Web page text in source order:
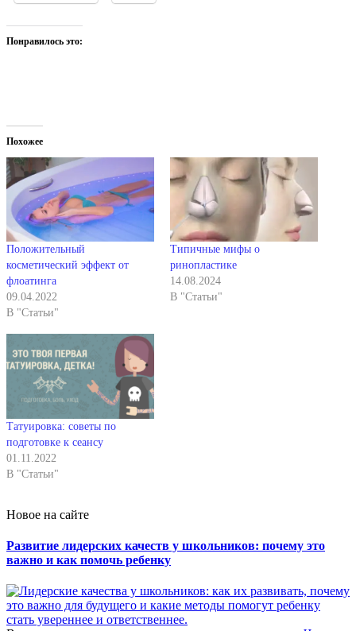
Понравилось это:
Похожее
Положительный
косметический эффект от
флоатинга
09.04.2022
В "Статьи"
Типичные мифы о
ринопластике
14.08.2024
В "Статьи"
Татуировка: советы по
подготовке к сеансу
01.11.2022
В "Статьи"
Новое на сайте
Развитие лидерских качеств у школьников: почему это
важно и как помочь ребенку